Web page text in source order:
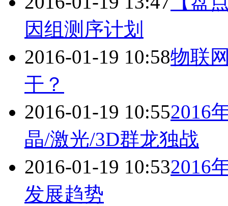
因组测序计划
2016-01-19 10:58物联
干？
2016-01-19 10:552016
晶/激光/3D群龙独战
2016-01-19 10:532016
发展趋势